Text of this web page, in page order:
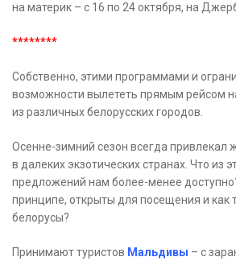
на материк – с 16 по 24 октября, на
********
Собственно, этими программами и
возможности вылететь прямым рейсом
из различных белорусских городов.
Осенне-зимний сезон всегда привлекал
в далеких экзотических странах. Что из
предложений нам более-менее
принципе, открыты для посещения и как
белорусы?
Принимают туристов Мальдивы – с